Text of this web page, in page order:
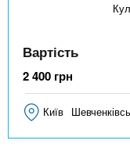
Вартість
2 400 грн
Київ